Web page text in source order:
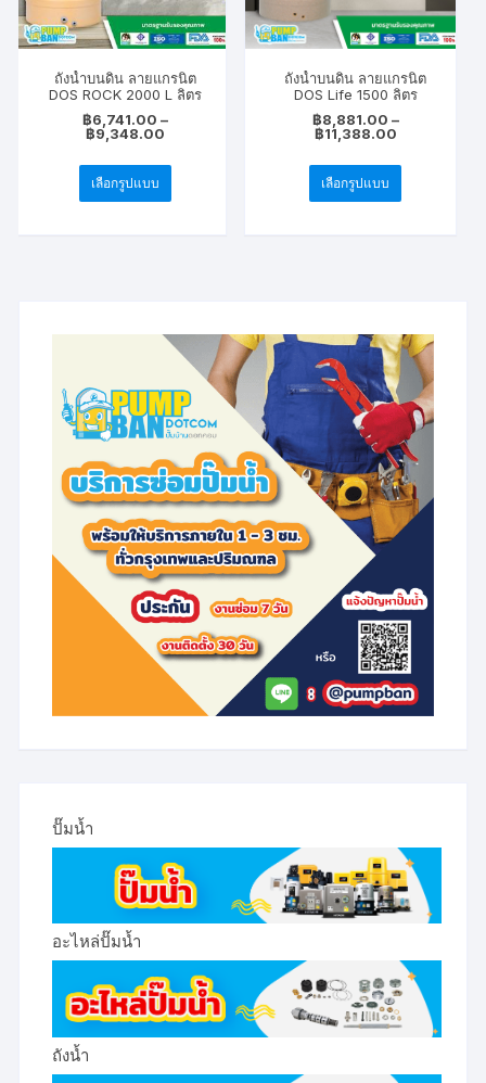
ถังน้ำบนดิน ลายแกรนิต
DOS ROCK 2000 L ลิตร
฿6,741.00 –
฿9,348.00
฿6,741.00
฿9,348.00
เลือกรูปแบบ
This
may
chosen
on
product
page
ถังน้ำบนดิน ลายแกรนิต
DOS Life 1500 ลิตร
฿8,881.00 –
฿11,388.00Price
฿8,881.00
฿11,388.00
เลือกรูปแบบ
This
may
be
chosen
on
the
product
page
ปั๊มน้ำ
อะไหล่ปั๊มน้ำ
ถังน้ำ